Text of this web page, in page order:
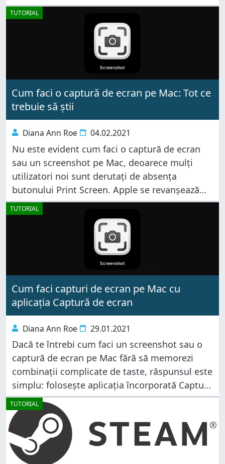
mulți utilizatori consideră Instrumentul de
decupare (Snipping Tool) din Microsoft o
TUTORIAL
Cum faci o captură de ecran pe Mac: Tot ce
trebuie să știi
Diana Ann Roe 04.02.2021
Nu este evident cum faci o captură de ecran
sau un screenshot pe Mac, deoarece mulți
utilizatori noi sunt derutați de absența
butonului Print Screen. Apple se revanșează
pentru asta oferind multe instrumente ușor de
utilizat pentru a face un
TUTORIAL
Cum faci capturi de ecran pe Mac cu
aplicația Captură de ecran
Diana Ann Roe 29.01.2021
Dacă te întrebi cum faci un screenshot sau o
captură de ecran pe Mac fără să memorezi
combinații complicate de taste, răspunsul este
simplu: folosește aplicația încorporată Captură
de ecran. Gândită ca o bară de unelte ușor de
utilizat, aplicația
TUTORIAL